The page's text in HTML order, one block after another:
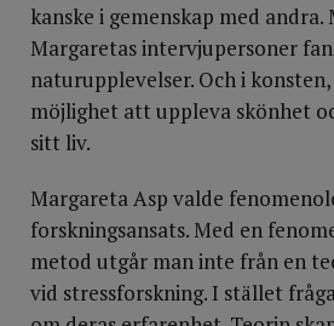
kanske i gemenskap med andra.
Margaretas intervjupersoner
naturupplevelser. Och i
möjlighet att uppleva skönhet
sitt liv.
Margareta Asp valde
forskningsansats. Med en
metod utgår man inte från en
vid stressforskning. I stället